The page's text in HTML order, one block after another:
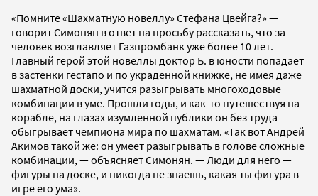
«Помните «Шахматную новеллу» Стефана Цвейга?» —
говорит Симонян в ответ на просьбу рассказать, что за
человек возглавляет Газпромбанк уже более 10 лет.
Главный герой этой новеллы доктор Б. в юности попадает
в застенки гестапо и по украденной книжке, не имея даже
шахматной доски, учится разыгрывать многоходовые
комбинации в уме. Прошли годы, и как-то путешествуя на
корабле, на глазах изумленной публики он без труда
обыгрывает чемпиона мира по шахматам. «Так вот Андрей
Акимов такой же: он умеет разыгрывать в голове сложные
комбинации, — объясняет Симонян. — Люди для него —
фигуры на доске, и никогда не знаешь, какая ты фигура в
игре его ума».